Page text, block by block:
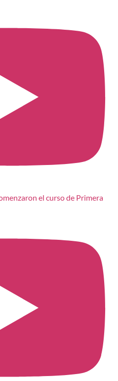
el curso de Primera